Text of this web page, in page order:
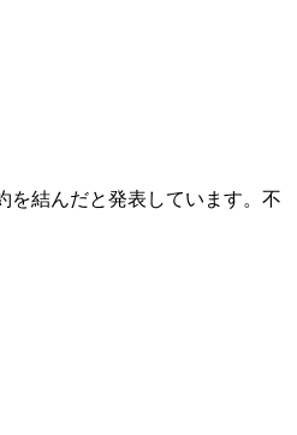
を結んだと発表しています。不